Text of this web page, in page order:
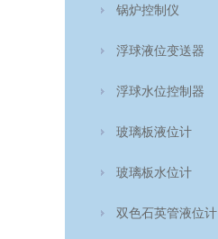
锅炉控制仪
浮球液位变送器
浮球水位控制器
玻璃板液位计
玻璃板水位计
双色石英管液位计